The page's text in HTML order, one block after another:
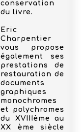
conservation
du livre.
Eric
Charpentier
vous propose
également ses
prestations de
restauration de
documents
graphiques
monochromes
et polychromes
du XVIIIème au
XX ème siècle